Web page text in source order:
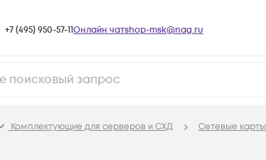
+7 (495) 950-57-11Онлайн чатshop-msk@nag.ru
Комплектующие для серверов и СХД Сетевые карты